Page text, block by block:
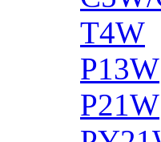
T4W
P13W
P21W